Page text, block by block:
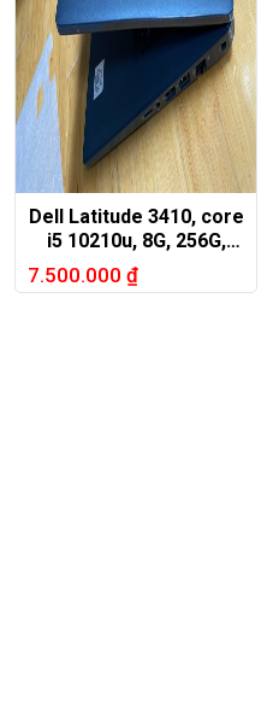
Dell Latitude 3410, core
i5 10210u, 8G, 256G,
14in HD
7.500.000 ₫